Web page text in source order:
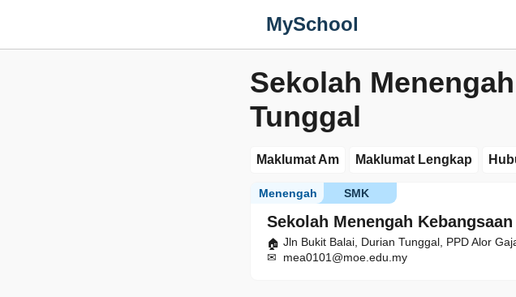
MySchool
Sekolah
Tunggal
Maklumat Am Maklumat Lengkap
Sekolah Menengah
SMK
Menengah
Jln Bukit Balai, Durian Tunggal, PPD Alor
mea0101@moe.edu.my